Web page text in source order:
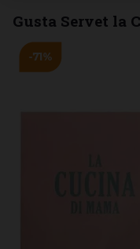
Gusta Servet la